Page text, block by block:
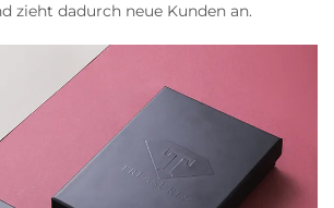
zieht dadurch neue Kunden an.